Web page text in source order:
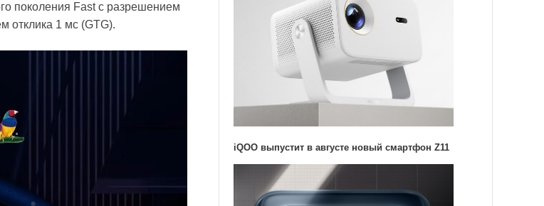
поколения Fast с разрешением
отклика 1 мс (GTG).
iQOO выпустит в августе новый смартфон Z11